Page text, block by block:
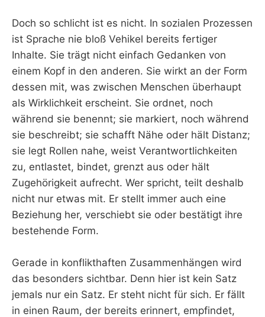
Doch so schlicht ist es nicht. In sozialen Prozessen
ist Sprache nie bloß Vehikel bereits fertiger
Inhalte. Sie trägt nicht einfach Gedanken von
einem Kopf in den anderen. Sie wirkt an der Form
dessen mit, was zwischen Menschen überhaupt
als Wirklichkeit erscheint. Sie ordnet, noch
während sie benennt; sie markiert, noch während
sie beschreibt; sie schafft Nähe oder hält Distanz;
sie legt Rollen nahe, weist Verantwortlichkeiten
zu, entlastet, bindet, grenzt aus oder hält
Zugehörigkeit aufrecht. Wer spricht, teilt deshalb
nicht nur etwas mit. Er stellt immer auch eine
Beziehung her, verschiebt sie oder bestätigt ihre
bestehende Form.
Gerade in konflikthaften Zusammenhängen wird
das besonders sichtbar. Denn hier ist kein Satz
jemals nur ein Satz. Er steht nicht für sich. Er fällt
in einen Raum, der bereits erinnert, empfindet,